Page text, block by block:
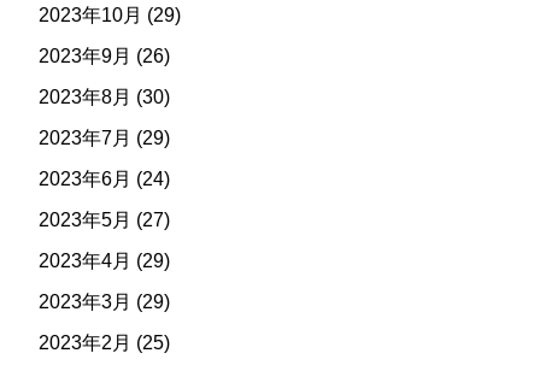
2023年10月 (29)
2023年9月 (26)
2023年8月 (30)
2023年7月 (29)
2023年6月 (24)
2023年5月 (27)
2023年4月 (29)
2023年3月 (29)
2023年2月 (25)